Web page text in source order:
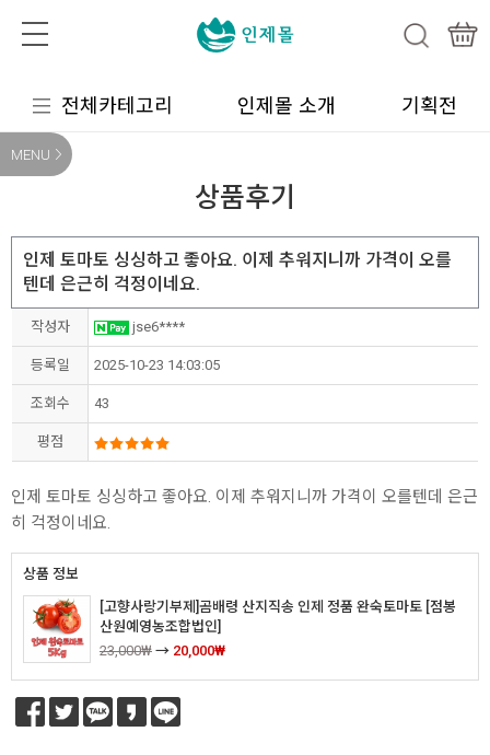
전체카테고리 인제몰 소개 기획전
MENU
상품후기
인제 토마토 싱싱하고 좋아요. 이제 추워지니까 가격이 오를
텐데 은근히 걱정이네요.
작성자 jse6****
등록일 2025-10-23 14:03:05
조회수 43
평점
인제 토마토 싱싱하고 좋아요. 이제 추워지니까 가격이 오를텐데 은근
히 걱정이네요.
상품 정보
[고향사랑기부제]곰배령 산지직송 인제 정품 완숙토마토 [점봉
산원예영농조합법인]
23,000₩ → 20,000₩